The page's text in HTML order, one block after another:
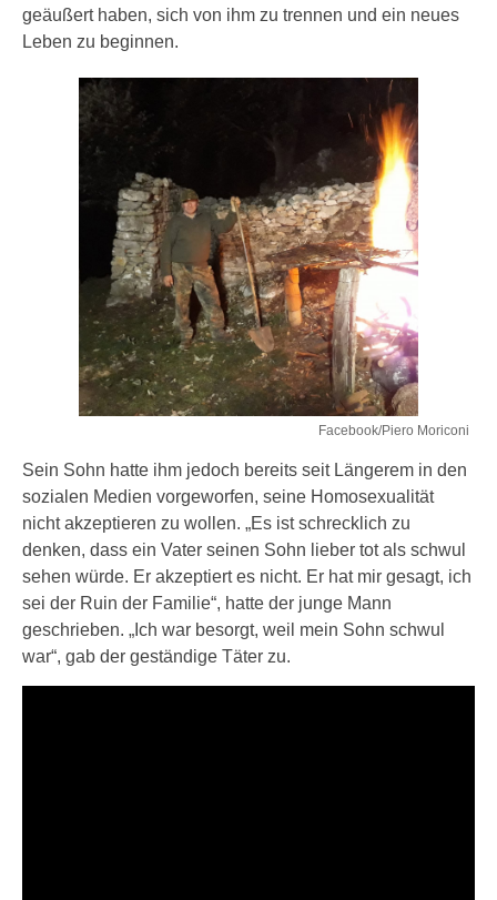
geäußert haben, sich von ihm zu trennen und ein neues
Leben zu beginnen.
Facebook/Piero Moriconi
Sein Sohn hatte ihm jedoch bereits seit Längerem in den
sozialen Medien vorgeworfen, seine Homosexualität
nicht akzeptieren zu wollen. „Es ist schrecklich zu
denken, dass ein Vater seinen Sohn lieber tot als schwul
sehen würde. Er akzeptiert es nicht. Er hat mir gesagt, ich
sei der Ruin der Familie“, hatte der junge Mann
geschrieben. „Ich war besorgt, weil mein Sohn schwul
war“, gab der geständige Täter zu.